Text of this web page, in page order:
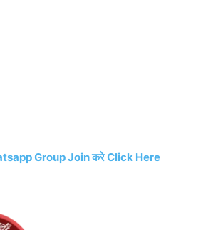
Group Join करे Click Here